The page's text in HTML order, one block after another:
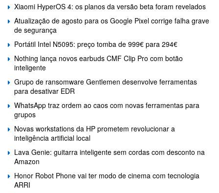
Xiaomi HyperOS 4: os planos da versão beta foram revelados
Atualização de agosto para os Google Pixel corrige falha grave
de segurança
Portátil Intel N5095: preço tomba de 999€ para 294€
Nothing lança novos earbuds CMF Clip Pro com botão
inteligente
Grupo de ransomware Gentlemen desenvolve ferramentas
para desativar EDR
WhatsApp traz ordem ao caos com novas ferramentas para
grupos
Novas workstations da HP prometem revolucionar a
inteligência artificial local
Lava Genie: guitarra inteligente sem cordas com desconto na
Amazon
Honor Robot Phone vai ter modo de cinema com tecnologia
ARRI